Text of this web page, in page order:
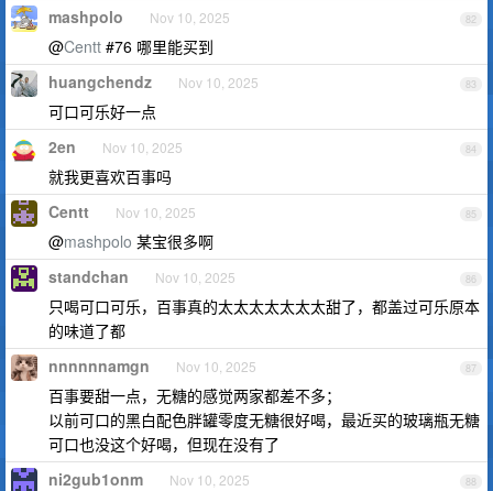
82
mashpolo Nov 10, 2025
@Centt #76 哪里能买到
83
huangchendz Nov 10, 2025
可口可乐好一点
84
2en Nov 10, 2025
就我更喜欢百事吗
85
Centt Nov 10, 2025
@mashpolo 某宝很多啊
86
standchan Nov 10, 2025
只喝可口可乐，百事真的太太太太太太太甜了，都盖过可乐原本
的味道了都
87
nnnnnnamgn Nov 10, 2025
百事要甜一点，无糖的感觉两家都差不多；
以前可口的黑白配色胖罐零度无糖很好喝，最近买的玻璃瓶无糖
可口也没这个好喝，但现在没有了
88
ni2gub1onm Nov 10, 2025